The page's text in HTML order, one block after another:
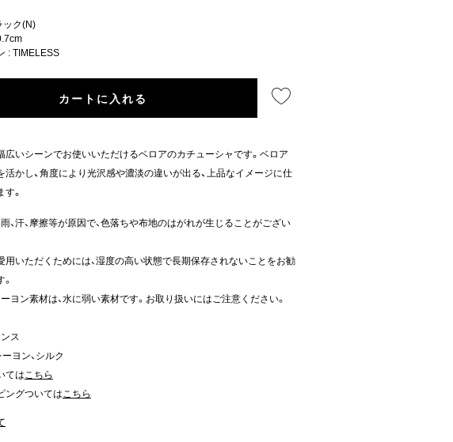
ック(N)
:TIMELESS
カートに入れる
広いシーンでお使いいただけるベロアのカチューシャです。ベロア
活かし、角度により光沢感や濃淡の違いが出る、上品なイメージに仕
。
、汗、摩擦等が原因で、色落ちや布地のはがれが生じることがござい
いただくためには、湿度の高い状態で長期保存されないことをお勧
ヨン素材は、水に弱い素材です。お取り扱いにはご注意ください。
ス
ヨン、シルク
てはこちら
ングついてはこちら